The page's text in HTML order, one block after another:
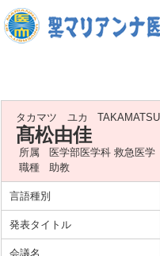
タカマツ ユカ
髙松由佳
所属
医学部医学科 救急医学
職種
助教
言語種別
発表タイトル
会議名